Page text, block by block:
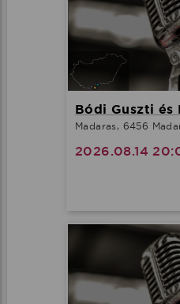
Bódi Guszti és
Madaras, 6456
2026.08.14